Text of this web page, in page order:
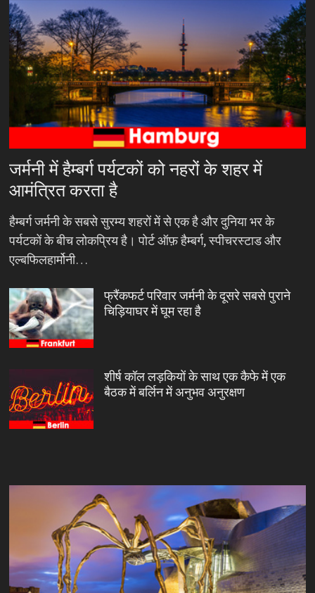
जर्मनी में हैम्बर्ग पर्यटकों को नहरों के शहर में
आमंत्रित करता है
हैम्बर्ग जर्मनी के सबसे सुरम्य शहरों में से एक है और दुनिया भर के
पर्यटकों के बीच लोकप्रिय है। पोर्ट ऑफ़ हैम्बर्ग, स्पीचरस्टाड और
एल्बफिलहार्मोनी…
फ्रैंकफर्ट परिवार जर्मनी के दूसरे सबसे पुराने
चिड़ियाघर में घूम रहा है
शीर्ष कॉल लड़कियों के साथ एक कैफे में एक
बैठक में बर्लिन में अनुभव अनुरक्षण